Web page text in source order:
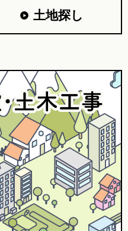
土地探し